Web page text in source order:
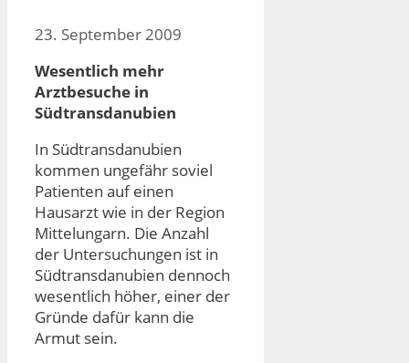
23. September 2009
Wesentlich mehr
Arztbesuche in
Südtransdanubien
In Südtransdanubien
kommen ungefähr soviel
Patienten auf einen
Hausarzt wie in der Region
Mittelungarn. Die Anzahl
der Untersuchungen ist in
Südtransdanubien dennoch
wesentlich höher, einer der
Gründe dafür kann die
Armut sein.